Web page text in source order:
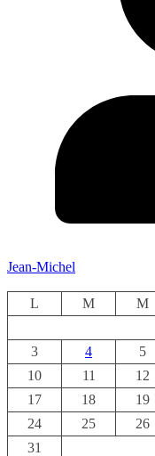
Jean-Michel
L
M M
3
4 5
10
11 12
17
18 19
24
25 26
31